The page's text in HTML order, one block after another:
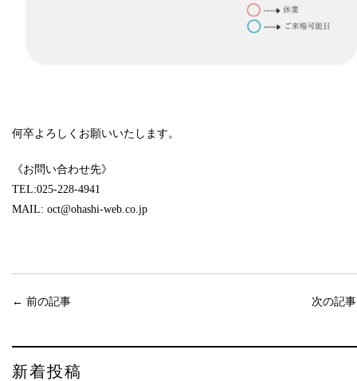
何卒よろしくお願いいたします。
《お問い合わせ先》
TEL:025-228-4941
MAIL: oct@ohashi-web.co.jp
← 前の記事 次の記
新着投稿